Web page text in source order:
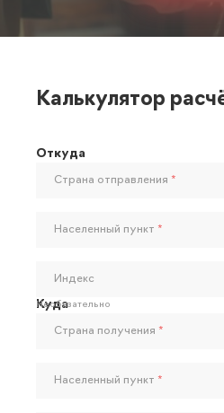
Калькулятор
Откуда
Страна отправления *
Населенный пункт *
Индекс
Необязательно
Куда
Страна получения *
Населенный пункт *